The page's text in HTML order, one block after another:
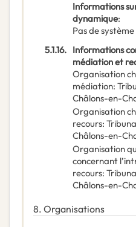
Informations
dynamique:
Pas de
5.1.16. Informations
médiation et
Organisation
médiation:
Châlons-en-
Organisation
recours:
Châlons-en-
Organisation
concernant
recours:
Châlons-en-
8. Organisations